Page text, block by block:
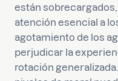
están
atención esencial a
agotamiento de los
perjudicar la
rotación